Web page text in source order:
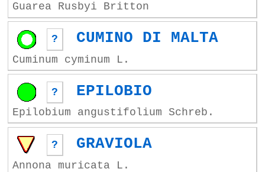
Guarea Rusbyi Britton
? CUMINO DI MALTA
Cuminum cyminum L.
? EPILOBIO
Epilobium angustifolium Schreb.
? GRAVIOLA
Annona muricata L.